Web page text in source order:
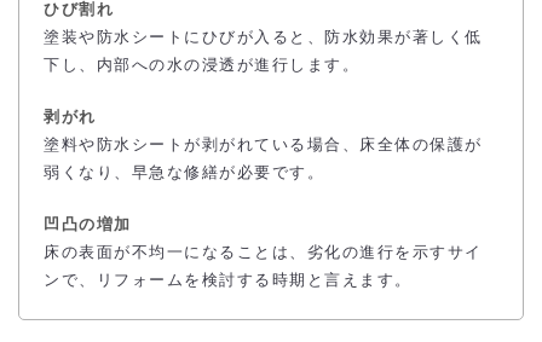
ひび割れ
塗装や防水シートにひびが入ると、防水効果が著しく低
下し、内部への水の浸透が進行します。
剥がれ
塗料や防水シートが剥がれている場合、床全体の保護が
弱くなり、早急な修繕が必要です。
凹凸の増加
床の表面が不均一になることは、劣化の進行を示すサイ
ンで、リフォームを検討する時期と言えます。